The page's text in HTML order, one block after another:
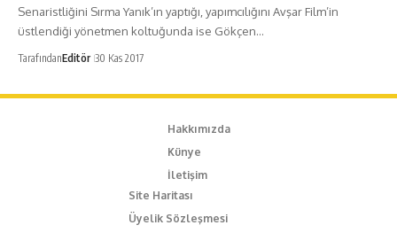
Senaristliğini Sırma Yanık’ın yaptığı, yapımcılığını Avşar Film’in
üstlendiği yönetmen koltuğunda ise Gökçen…
TarafındanEditör 30 Kas 2017
Hakkımızda
Künye
İletişim
Site Haritası
Üyelik Sözleşmesi